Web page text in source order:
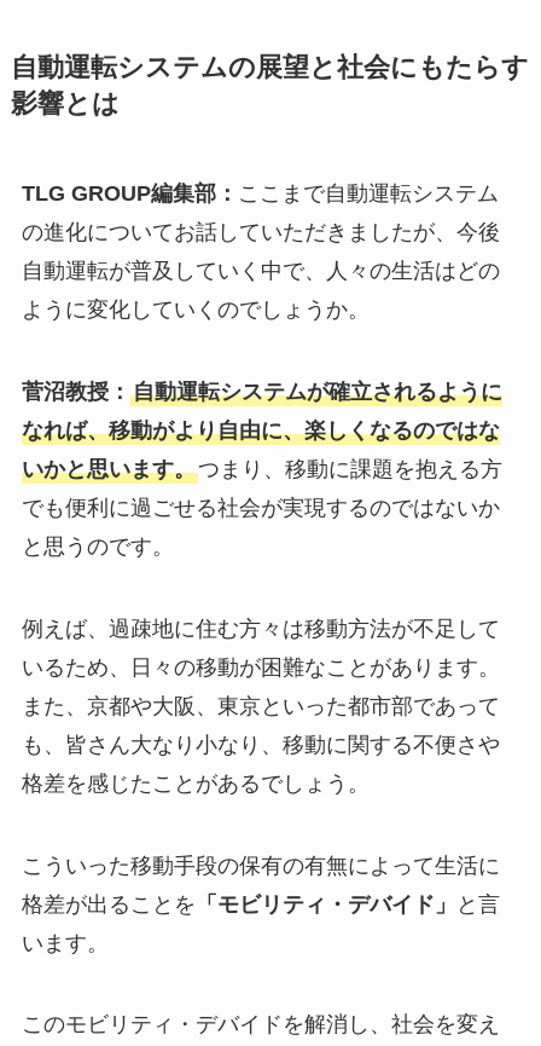
自動運転システムの展望と社会にもたらす
影響とは
TLG GROUP編集部： ここまで自動運転システム
の進化についてお話していただきましたが、今後
自動運転が普及していく中で、人々の生活はどの
ように変化していくのでしょうか。
菅沼教授： 自動運転システムが確立されるように
なれば、移動がより自由に、楽しくなるのではな
いかと思います。つまり、移動に課題を抱える方
でも便利に過ごせる社会が実現するのではないか
と思うのです。
例えば、過疎地に住む方々は移動方法が不足して
いるため、日々の移動が困難なことがあります。
また、京都や大阪、東京といった都市部であって
も、皆さん大なり小なり、移動に関する不便さや
格差を感じたことがあるでしょう。
こういった移動手段の保有の有無によって生活に
格差が出ることを 「モビリティ・デバイド」
と言
います。
このモビリティ・デバイドを解消し、社会を変え